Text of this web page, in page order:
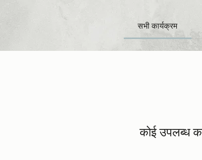
सभी कार्यक्रम
कोई उपलब्ध